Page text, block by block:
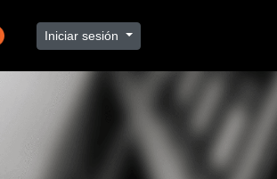
Iniciar sesión